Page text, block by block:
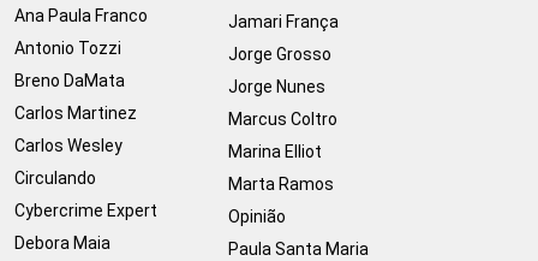
Ana Paula Franco
Antonio Tozzi
Breno DaMata
Carlos Martinez
Carlos Wesley
Circulando
Cybercrime Expert
Debora Maia
Jamari França
Jorge Grosso
Jorge Nunes
Marcus Coltro
Marina Elliot
Marta Ramos
Opinião
Paula Santa Maria